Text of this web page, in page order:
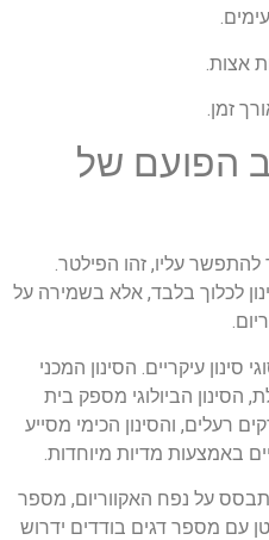
אצות.
זמן.
הפועם של
עליו, זהו הפילטר.
לכלוך בלבד, אלא בשמירה על
עיקריים. הסינון המכני
הסינון הביולוגי מספק בית
רעלים, והסינון הכימי מסייע
באמצעות מדיות מיוחדות.
על נפח האקווריום, מספר
עם מספר דגים בודדים ידרוש